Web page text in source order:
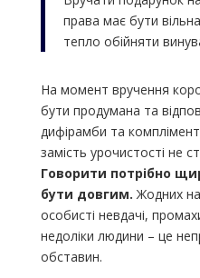
права має бути
тепло обійняти
На момент вручення
бути продумана та
дифірамби та
замість урочистості не
Говорити потрібно
бути довгим. Жодних
особисті невдачі,
недоліки людини – це
обставин.